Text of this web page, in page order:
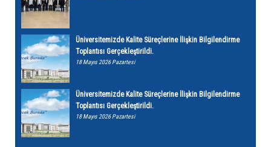
Üniversitemizde Kalite Süreçlerine İlişkin Bilgilendirme
Toplantısı Gerçekleştirildi.
18 Mayıs 2026 Pazartesi
Üniversitemizde Kalite Süreçlerine İlişkin Bilgilendirme
Toplantısı Gerçekleştirildi.
18 Mayıs 2026 Pazartesi